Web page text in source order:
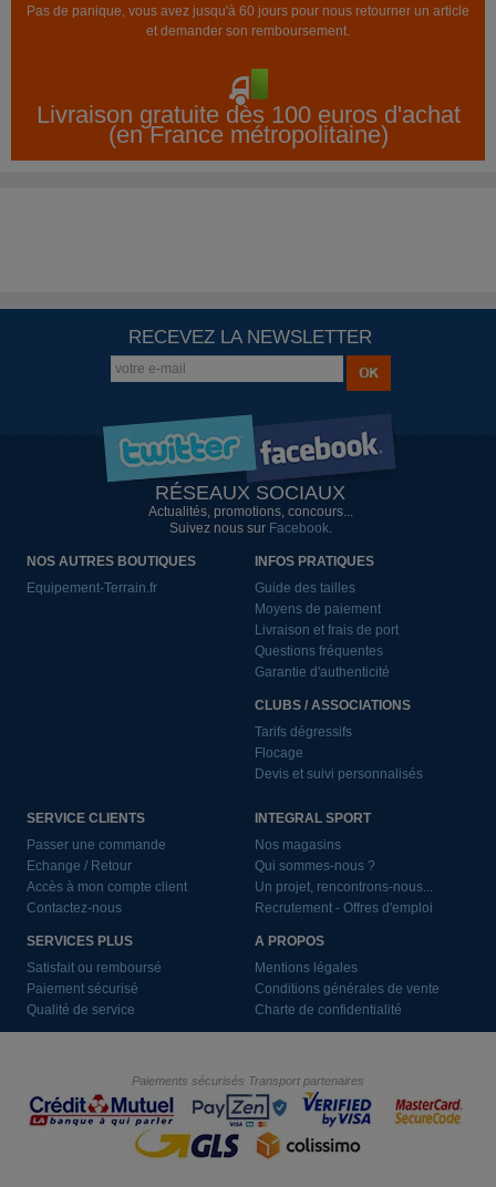
Pas de panique, vous avez jusqu'à 60 jours pour nous retourner un article
et demander son remboursement.
Livraison gratuite dès 100 euros d'achat
(en France métropolitaine)
RECEVEZ LA NEWSLETTER
RÉSEAUX SOCIAUX
Actualités, promotions, concours...
Suivez nous sur Facebook.
NOS AUTRES BOUTIQUES
Equipement-Terrain.fr
INFOS PRATIQUES
Guide des tailles
Moyens de paiement
Livraison et frais de port
Questions fréquentes
Garantie d'authenticité
CLUBS / ASSOCIATIONS
Tarifs dégressifs
Flocage
Devis et suivi personnalisés
SERVICE CLIENTS
Passer une commande
Echange / Retour
Accès à mon compte client
Contactez-nous
SERVICES PLUS
Satisfait ou remboursé
Paiement sécurisé
Qualité de service
INTEGRAL SPORT
Nos magasins
Qui sommes-nous ?
Un projet, rencontrons-nous...
Recrutement - Offres d'emploi
A PROPOS
Mentions légales
Conditions générales de vente
Charte de confidentialité
Paiements sécurisés Transport partenaires